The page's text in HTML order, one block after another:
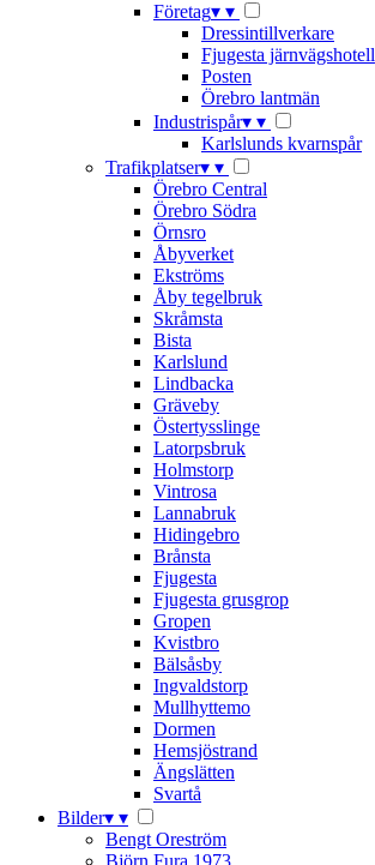
Företag▾ ▾
Dressintillverkare
Fjugesta järnvägshotell
Posten
Örebro lantmän
Industrispår▾ ▾
Karlslunds kvarnspår
Trafikplatser▾ ▾
Örebro Central
Örebro Södra
Örnsro
Åbyverket
Ekströms
Åby tegelbruk
Skråmsta
Bista
Karlslund
Lindbacka
Gräveby
Östertysslinge
Latorpsbruk
Holmstorp
Vintrosa
Lannabruk
Hidingebro
Brånsta
Fjugesta
Fjugesta grusgrop
Gropen
Kvistbro
Bälsåsby
Ingvaldstorp
Mullhyttemo
Dormen
Hemsjöstrand
Ängslätten
Svartå
Bilder▾ ▾
Bengt Oreström
Björn Fura 1973